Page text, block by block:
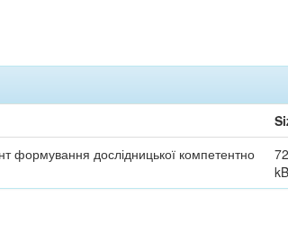
формування дослідницької компетентно
kB